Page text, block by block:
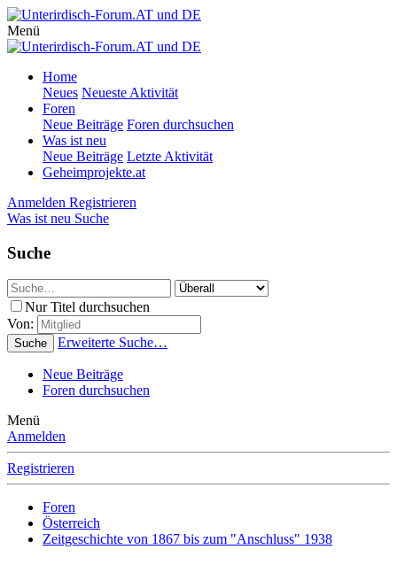
Menü
Home
Neues Neueste Aktivität
Foren
Neue Beiträge Foren durchsuchen
Was ist neu
Neue Beiträge Letzte Aktivität
Geheimprojekte.at
Anmelden Registrieren
Was ist neu Suche
Suche
Nur Titel durchsuchen
Von:
Suche Erweiterte Suche…
Neue Beiträge
Foren durchsuchen
Menü
Anmelden
Registrieren
Foren
Österreich
Zeitgeschichte von 1867 bis zum "Anschluss" 1938